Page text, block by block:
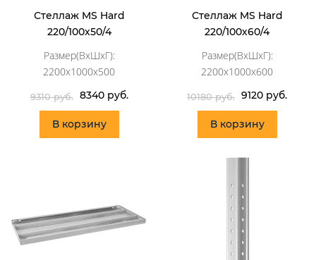
Стеллаж MS Hard
220/100х50/4
Размер(ВхШхГ):
2200x1000x500
9310 руб. 8340 руб.
В корзину
Стеллаж MS Hard
220/100х60/4
Размер(ВхШхГ):
2200x1000x600
10180 руб. 9120 руб.
В корзину